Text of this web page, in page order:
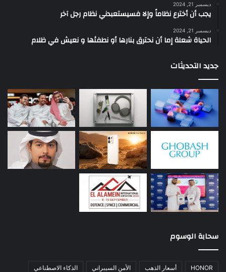
ديسمبر 21, 2024
يجب أن أخترع نظاماً وإلا فسيستعبدني نظام رجل آخر
ديسمبر 21, 2024
الحياة شعلة إما أن نحترق بنارها أو نطفئها و نعيش في ظلام
جديد التحديثات
سحابة الوسوم
HONOR أسعار الذهب الأمن السيبراني الذكاء الاصطناعي